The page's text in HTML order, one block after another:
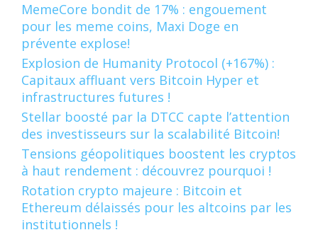
MemeCore bondit de 17% : engouement
pour les meme coins, Maxi Doge en
prévente explose!
Explosion de Humanity Protocol (+167%) :
Capitaux affluant vers Bitcoin Hyper et
infrastructures futures !
Stellar boosté par la DTCC capte l’attention
des investisseurs sur la scalabilité Bitcoin!
Tensions géopolitiques boostent les cryptos
à haut rendement : découvrez pourquoi !
Rotation crypto majeure : Bitcoin et
Ethereum délaissés pour les altcoins par les
institutionnels !